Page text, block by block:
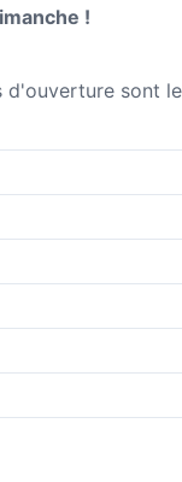
!
d'ouverture sont